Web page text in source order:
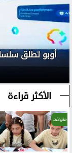
الأكثر قراءة
منوعات